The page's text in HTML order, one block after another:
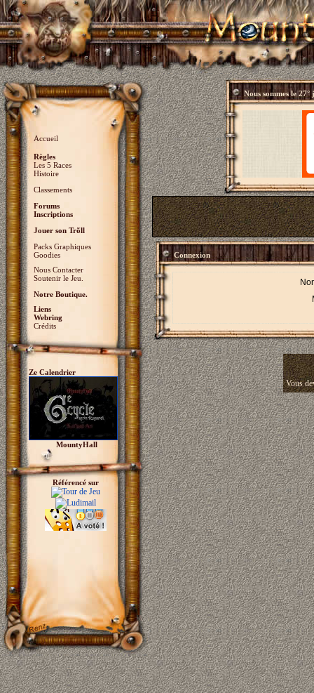
Accueil
Règles
Les 5 Races
Histoire
Classements
Forums
Inscriptions
Jouer son Trõll
Packs Graphiques
Goodies
Nous Contacter
Soutenir le Jeu.
Notre Boutique.
Liens
Webring
Crédits
Ze Calendrier
MountyHall
Référencé sur
Nous sommes le27°
Connexion
Vous